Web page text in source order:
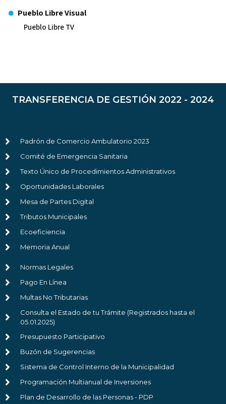
Pueblo Libre Visual
Pueblo Libre TV
TRANSFERENCIA DE GESTIÓN 2022 - 2024
Padrón de Comercio Ambulatorio 2023
Comité de Emergencia Sanitaria
Texto Único de Procedimientos Administrativos
Oportunidades Laborales
Mesa de Partes Digital
Tributos Municipales
Ecoeficiencia
Memoria Anual
Normas Legales
Pago En Línea
Multas No Tributarias
Consulta el Estado de tu Trámite (Registrados hasta el
05.01.2025)
Presupuesto Participativo
Buzón de Sugerencias
Sistema de Control Interno de la Municipalidad
Programación Multianual de Inversiones
Plan de Desarrollo de las Personas - PDP